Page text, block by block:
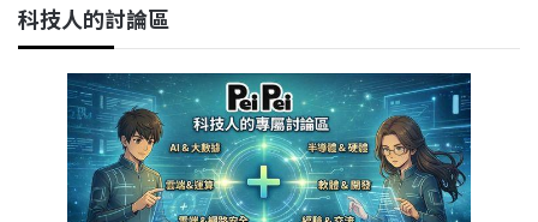
科技人的討論區